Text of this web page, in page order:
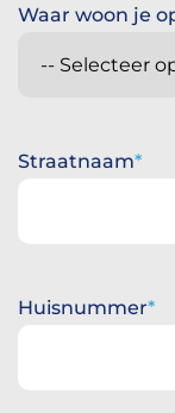
Waar woon je
Straatnaam
Huisnummer